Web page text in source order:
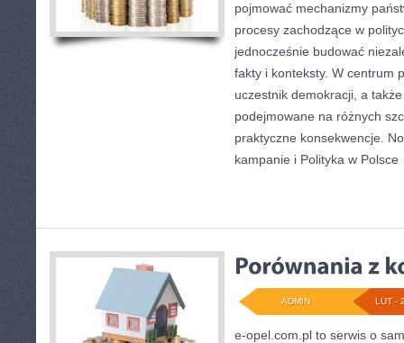
pojmować mechanizmy
procesy zachodzące w
jednocześnie budować
fakty i konteksty. W centrum
uczestnik demokracji, a
podejmowane na różnych
praktyczne konsekwencje.
kampanie i Polityka w Polsce
LUT -
ADMIN
e-opel.com.pl to serwis o